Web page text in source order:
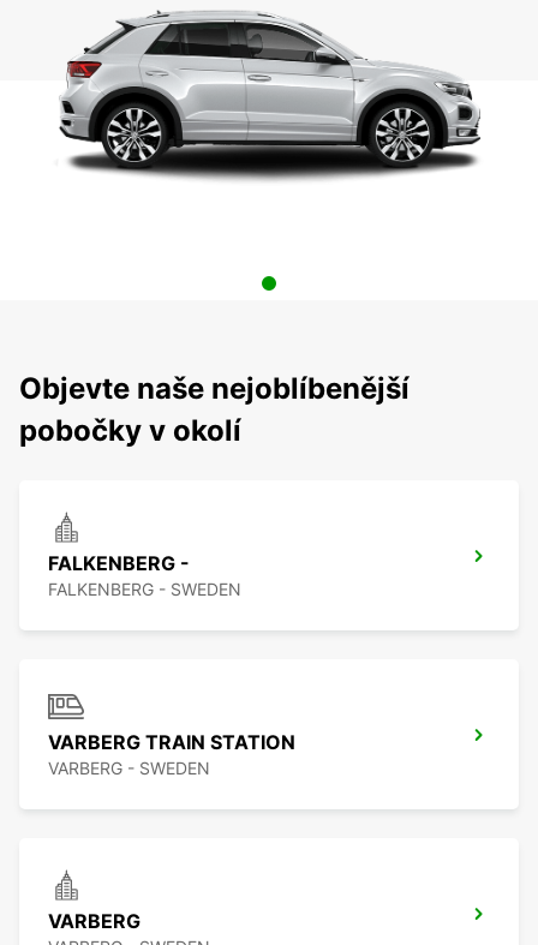
Objevte naše nejoblíbenější
pobočky v okolí
FALKENBERG -
FALKENBERG - SWEDEN
VARBERG TRAIN STATION
VARBERG - SWEDEN
VARBERG